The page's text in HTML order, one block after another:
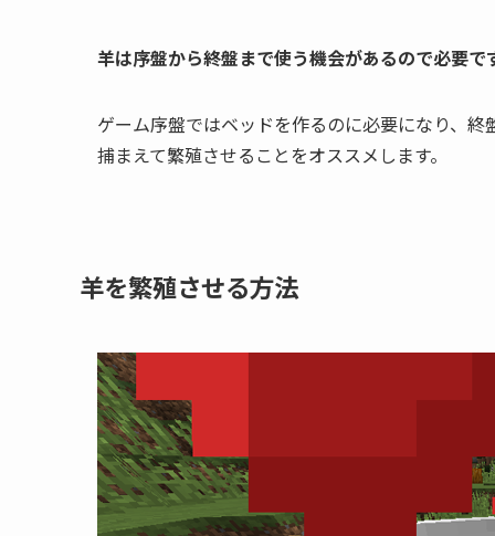
羊は序盤から終盤まで使う機会があるので必要で
ゲーム序盤ではベッドを作るのに必要になり、
捕まえて繁殖させることをオススメします。
羊を繁殖させる方法